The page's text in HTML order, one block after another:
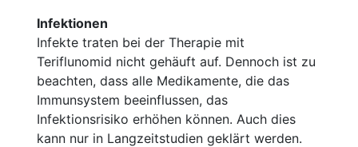
Infektionen
Infekte traten bei der Therapie mit
Teriflunomid nicht gehäuft auf. Dennoch ist zu
beachten, dass alle Medikamente, die das
Immunsystem beeinflussen, das
Infektionsrisiko erhöhen können. Auch dies
kann nur in Langzeitstudien geklärt werden.